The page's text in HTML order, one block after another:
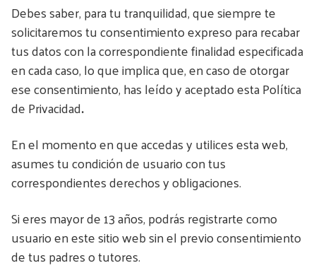
Debes saber, para tu tranquilidad, que siempre te
solicitaremos tu consentimiento expreso para recabar
tus datos con la correspondiente finalidad especificada
en cada caso, lo que implica que, en caso de otorgar
ese consentimiento, has leído y aceptado esta Política
de Privacidad.
En el momento en que accedas y utilices esta web,
asumes tu condición de usuario con tus
correspondientes derechos y obligaciones.
Si eres mayor de 13 años, podrás registrarte como
usuario en este sitio web sin el previo consentimiento
de tus padres o tutores.